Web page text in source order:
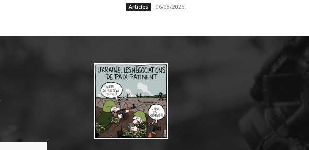
Articles 06/08/2026